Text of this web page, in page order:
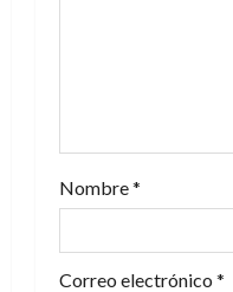
Nombre*
Correo electrónico *